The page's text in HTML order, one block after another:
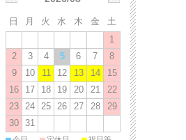
日 月 火 水 木 金
土
1
2
3 4 5 6 7
8
9
10 11 12 13 14
15
16
17 18 19 20 21
22
23
24 25 26 27 28
29
30
31